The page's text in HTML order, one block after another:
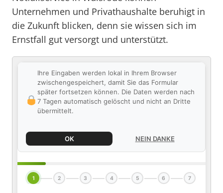
Unternehmen und Privathaushalte beruhigt in
die Zukunft blicken, denn sie wissen sich im
Ernstfall gut versorgt und unterstützt.
Ihre Eingaben werden lokal in Ihrem Browser
zwischengespeichert, damit Sie das Formular
später fortsetzen können. Die Daten werden nach
7 Tagen automatisch gelöscht und nicht an Dritte
übermittelt.
OK NEIN DANKE
1 2 3 4 5 6 7